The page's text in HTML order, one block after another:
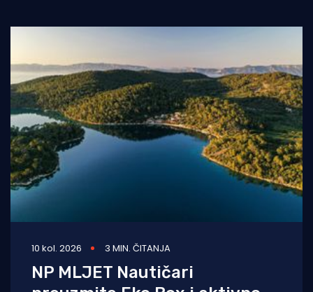
10 kol. 2026 3 MIN. ČITANJA
NP MLJET Nautičari